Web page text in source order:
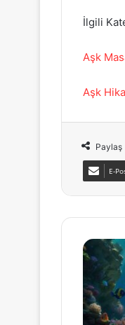
İlgili
Aşk
Aşk
Paylaş
E-
Denizlerin
Kralı
Güzeller
Güzeli
Deniz